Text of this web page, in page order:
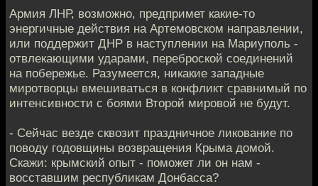
Армия ЛНР, возможно, предпримет какие-то
энергичные действия на Артемовском направлении,
или поддержит ДНР в наступлении на Мариуполь -
отвлекающими ударами, переброской соединений
на побережье. Разумеется, никакие западные
миротворцы вмешиваться в конфликт сравнимый по
интенсивности с боями Второй мировой не будут.
- Сейчас везде сквозит праздничное ликование по
поводу годовщины возвращения Крыма домой.
Скажи: крымский опыт - поможет ли он нам -
восставшим республикам Донбасса?